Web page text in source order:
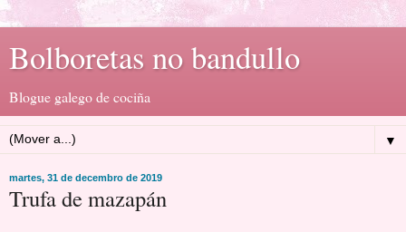
Bolboretas no bandullo
Blogue galego de cociña
▼
martes, 31 de decembro de 2019
Trufa de mazapán